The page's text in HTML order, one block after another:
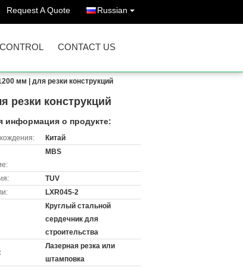
Request A Quote Russian
CONTACT US
мм | для резки конструкций
резки конструкций
информация о продукте:
Китай
MBS
TUV
LXR045-2
Круглый стальной
сердечник для
строительства
Лазерная резка или
штамповка